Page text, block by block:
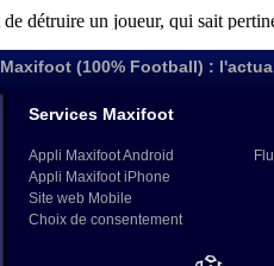
Maxifoot (100% Football) :
Services Maxifoot
Appli Maxifoot Android
Appli Maxifoot iPhone
Site web Mobile
Choix de consentement